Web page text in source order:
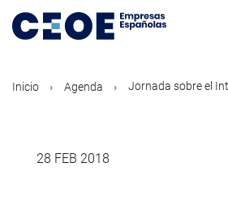
contenido
Inicio Agenda Jornada sobre el
28 FEB 2018